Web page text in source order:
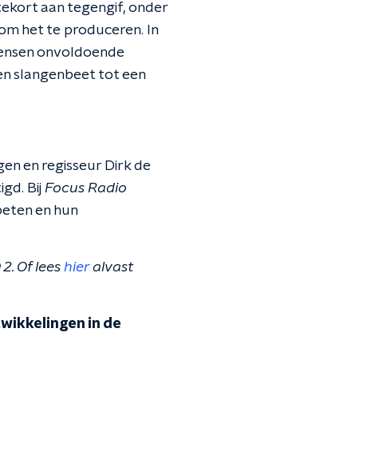
aan tegengif, onder
het te produceren. In
onvoldoende
slangenbeet tot een
en regisseur Dirk de
Bij Focus Radio
en hun
Of lees hieralvast
in de